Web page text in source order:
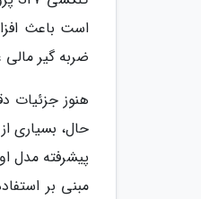
است باعث
ضربه گیر
هنوز جزئیات
پیشرفته مدل